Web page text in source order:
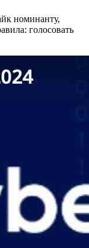
номинанту,
голосовать